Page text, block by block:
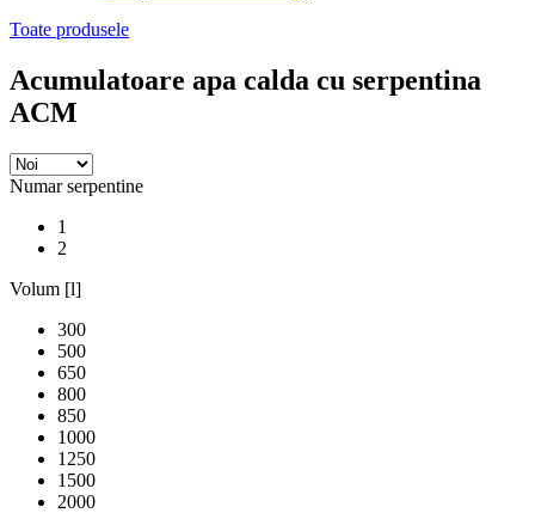
Toate produsele
Acumulatoare apa calda cu serpentina
ACM
Numar serpentine
1
2
Volum [l]
300
500
650
800
850
1000
1250
1500
2000